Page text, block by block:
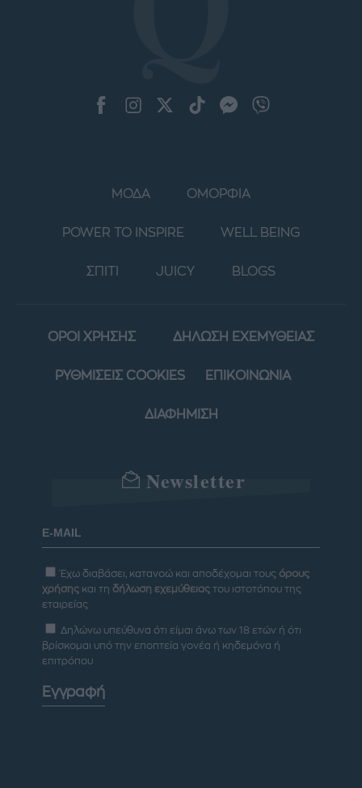
ΜΟΔΑ ΟΜΟΡΦΙΑ
POWER TO INSPIRE WELL BEING
ΣΠΙΤΙ JUICY BLOGS
ΟΡΟΙ ΧΡΗΣΗΣ ΔΗΛΩΣΗ ΕΧΕΜΥΘΕΙΑΣ
ΡΥΘΜΙΣΕΙΣ COOKIES ΕΠΙΚΟΙΝΩΝΙΑ
ΔΙΑΦΗΜΙΣΗ
Newsletter
Έχω διαβάσει, κατανοώ και αποδέχομαι τους όρους
χρήσης και τη δήλωση εχεμύθειας του ιστοτόπου της
εταιρείας
Δηλώνω υπεύθυνα ότι είμαι άνω των 18 ετών ή ότι
βρίσκομαι υπό την εποπτεία γονέα ή κηδεμόνα ή
επιτρόπου
Εγγραφή